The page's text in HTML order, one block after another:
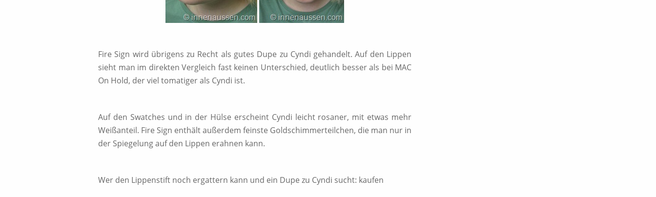
Fire Sign wird übrigens zu Recht als gutes Dupe zu Cyndi gehandelt. Auf den Lippen
sieht man im direkten Vergleich fast keinen Unterschied, deutlich besser als bei MAC
On Hold, der viel tomatiger als Cyndi ist.
Auf den Swatches und in der Hülse erscheint Cyndi leicht rosaner, mit etwas mehr
Weißanteil. Fire Sign enthält außerdem feinste Goldschimmerteilchen, die man nur in
der Spiegelung auf den Lippen erahnen kann.
Wer den Lippenstift noch ergattern kann und ein Dupe zu Cyndi sucht: kaufen